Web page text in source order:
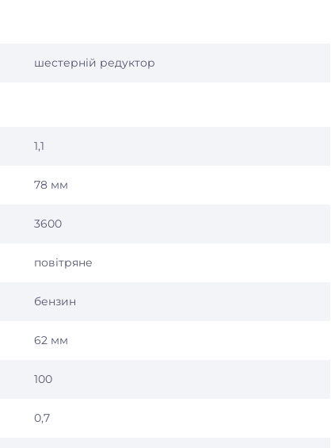
шестерній редуктор
1,1
78 мм
3600
повітряне
бензин
62 мм
100
0,7